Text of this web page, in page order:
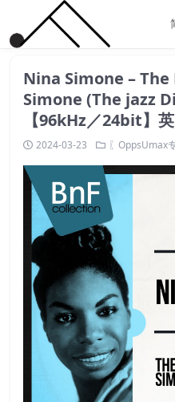
Nina Simone –
Simone (The jazz
【96kHz／24bit】
2024-03-23 〖OppsUmax专